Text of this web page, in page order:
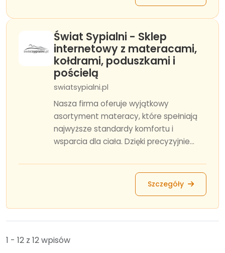
Świat Sypialni - Sklep
internetowy z materacami,
kołdrami, poduszkami i
pościelą
swiatsypialni.pl
Nasza firma oferuje wyjątkowy
asortyment materacy, które spełniają
najwyższe standardy komfortu i
wsparcia dla ciała. Dzięki precyzyjnie...
Szczegóły
1 - 12 z 12 wpisów